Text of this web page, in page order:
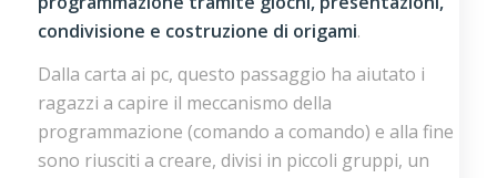
condivisione e costruzione di origami.
Dalla carta ai pc, questo passaggio ha aiutato i
ragazzi a capire il meccanismo della
programmazione (comando a comando) e alla fine
sono riusciti a creare, divisi in piccoli gruppi, un